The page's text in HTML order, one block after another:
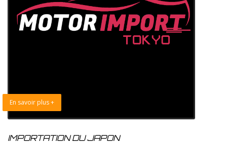
En savoir plus +
IMPORTATION DU JAPON